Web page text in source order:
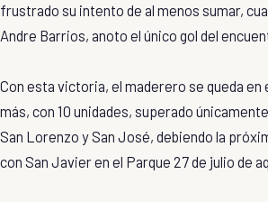
frustrado su intento de al menos sumar,
Andre Barrios, anoto el único gol del
Con esta victoria, el maderero se queda en
más, con 10 unidades, superado
San Lorenzo y San José, debiendo la
con San Javier en el Parque 27 de julio de